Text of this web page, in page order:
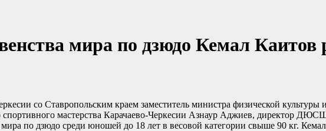
мира по дзюдо Кемал Каитов
со Ставропольским краем заместитель министра физической
мастерства Карачаево-Черкесии Азнаур Аджиев, директор
по дзюдо среди юношей до 18 лет в весовой категории свыше 90 кг.